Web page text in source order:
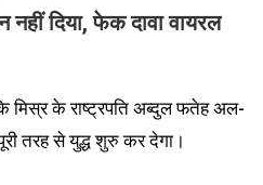
दिया, फेक दावा वायरल
मिस्र के राष्ट्रपति अब्दुल फतेह अल-
तरह से युद्ध शुरु कर देगा।